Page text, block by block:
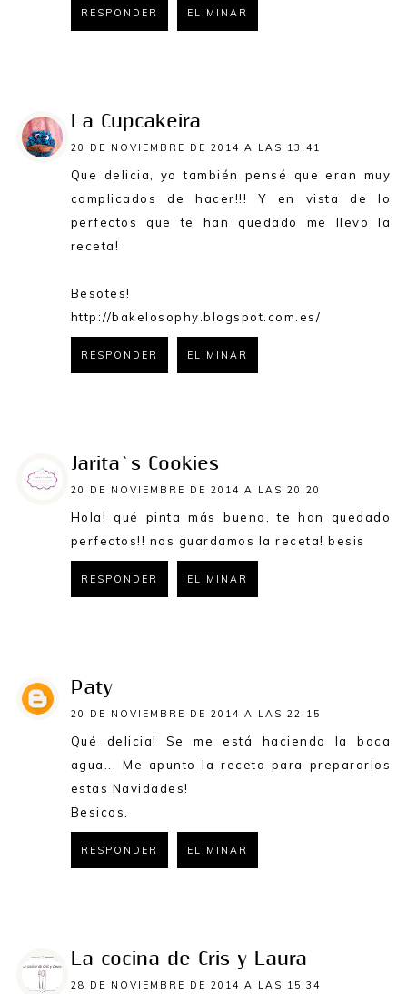
RESPONDER ELIMINAR
La Cupcakeira
20 DE NOVIEMBRE DE 2014 A LAS 13:41
Que delicia, yo también pensé que eran muy
complicados de hacer!!! Y en vista de lo
perfectos que te han quedado me llevo la
receta!
Besotes!
http://bakelosophy.blogspot.com.es/
RESPONDER ELIMINAR
Jarita`s Cookies
20 DE NOVIEMBRE DE 2014 A LAS 20:20
Hola! qué pinta más buena, te han quedado
perfectos!! nos guardamos la receta! besis
RESPONDER ELIMINAR
Paty
20 DE NOVIEMBRE DE 2014 A LAS 22:15
Qué delicia! Se me está haciendo la boca
agua... Me apunto la receta para prepararlos
estas Navidades!
Besicos.
RESPONDER ELIMINAR
La cocina de Cris y Laura
28 DE NOVIEMBRE DE 2014 A LAS 15:34